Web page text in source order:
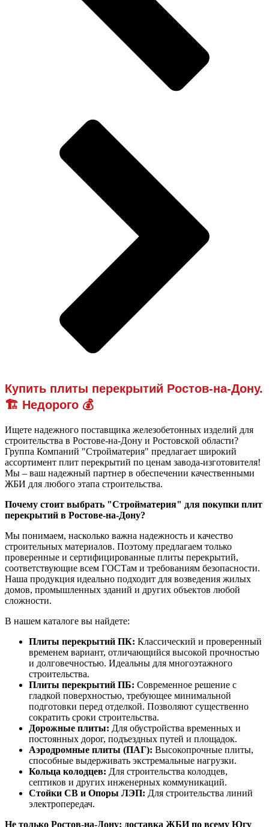
Купить плиты перекрытий Ростов-на-Дону.
🏗️ Недорого 💰
Ищете надежного поставщика железобетонных изделий для
строительства в Ростове-на-Дону и Ростовской области?
Группа Компаний "Стройматерия" предлагает широкий
ассортимент плит перекрытий по ценам завода-изготовителя!
Мы – ваш надежный партнер в обеспечении качественными
ЖБИ для любого этапа строительства.
Почему стоит выбрать "Стройматерия" для покупки плит
перекрытий в Ростове-на-Дону?
Мы понимаем, насколько важна надежность и качество
строительных материалов. Поэтому предлагаем только
проверенные и сертифицированные плиты перекрытий,
соответствующие всем ГОСТам и требованиям безопасности.
Наша продукция идеально подходит для возведения жилых
домов, промышленных зданий и других объектов любой
сложности.
В нашем каталоге вы найдете:
Плиты перекрытий ПК: Классический и проверенный
временем вариант, отличающийся высокой прочностью
и долговечностью. Идеальны для многоэтажного
строительства.
Плиты перекрытий ПБ: Современное решение с
гладкой поверхностью, требующее минимальной
подготовки перед отделкой. Позволяют существенно
сократить сроки строительства.
Дорожные плиты: Для обустройства временных и
постоянных дорог, подъездных путей и площадок.
Аэродромные плиты (ПАГ): Высокопрочные плиты,
способные выдерживать экстремальные нагрузки.
Кольца колодцев: Для строительства колодцев,
септиков и других инженерных коммуникаций.
Стойки СВ и Опоры ЛЭП: Для строительства линий
электропередач.
Не только Ростов-на-Дону: доставка ЖБИ по всему Югу